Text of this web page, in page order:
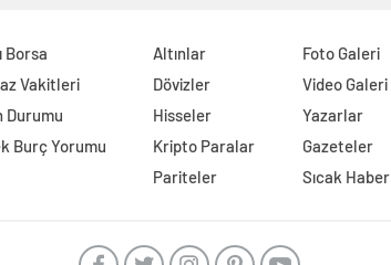
Borsa
Vakitleri
Durumu
Burç Yorumu
Altınlar
Dövizler
Hisseler
Kripto Paralar
Pariteler
Foto Galeri
Video Galeri
Yazarlar
Gazeteler
Sıcak Haber